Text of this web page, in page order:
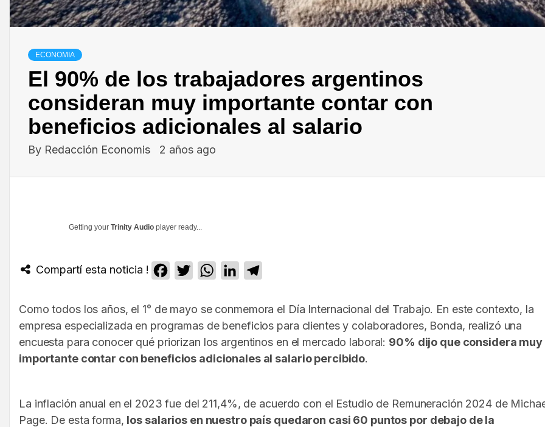
ECONOMIA
El 90% de los trabajadores argentinos
consideran muy importante contar con
beneficios adicionales al salario
By Redacción Economis 2 años ago
Getting your Trinity Audio player ready...
Compartí esta noticia ! Facebook
TwitterWhatsApp
LinkedIn
Como todos los años, el 1° de mayo se conmemora el Día Internacional del Trabajo. En este contexto, la
empresa especializada en programas de beneficios para clientes y colaboradores, Bonda, realizó una
encuesta para conocer qué priorizan los argentinos en el mercado laboral: 90% dijo que considera muy
importante contar con beneficios adicionales al salario percibido.
La inflación anual en el 2023 fue del 211,4%, de acuerdo con el Estudio de Remuneración 2024 de
Page. De esta forma, los salarios en nuestro país quedaron casi 60 puntos por debajo de la